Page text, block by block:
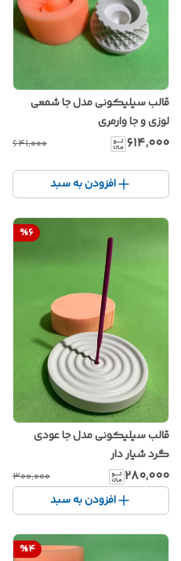
قالب سیلیکونی مدل جا شمعی
لوزی و جا وارمری
۶۱۴٬۰۰۰ ۶۴۱٬۰۰۰
افزودن به سبد
%6
قالب سیلیکونی مدل جا عودی
گرد شیار دار
۲۸۰٬۰۰۰ ۳۰۰٬۰۰۰
افزودن به سبد
%4